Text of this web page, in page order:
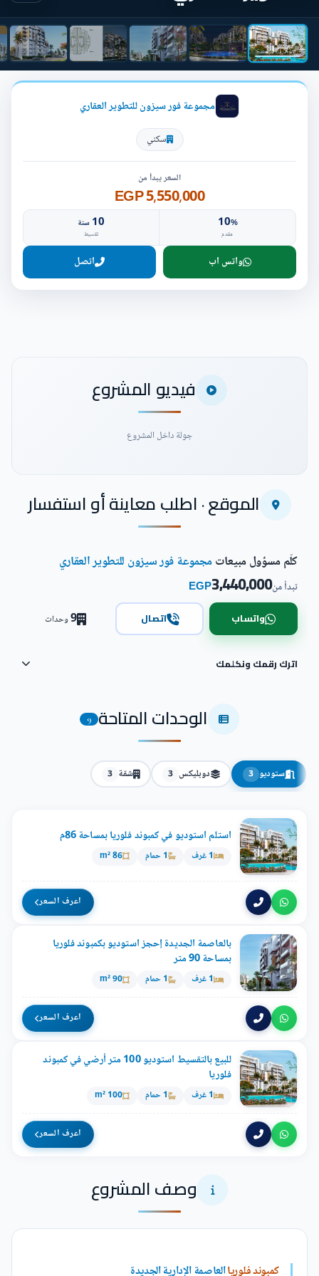
مجموعة فور سيزون للتطوير العقاري
سكني
السعر يبدأ من
5,550,000 EGP
10%
مقدم
10 سنة
تقسيط
واتس اب اتصل
فيديو المشروع
جولة داخل المشروع
شاهد فيديو المشروع
الموقع · اطلب معاينة أو استفسار
كلّم مسؤول مبيعاتمجموعة فور سيزون للتطوير العقاري
تبدأ من3,440,000
EGP
واتساب اتصال 9وحدات
اترك رقمك ونكلمك
الوحدات المتاحة 9
ستوديو 3 دوبليكس 3 شقة 3
استلم استوديو في كمبوند فلوريا بمساحة 86م
1 غرف 1 حمام 86 m²
اعرف السعر
بالعاصمة الجديدة إحجز استوديو بكمبوند فلوريا
بمساحة 90 متر
1 غرف 1 حمام 90 m²
اعرف السعر
للبيع بالتقسيط استوديو 100 متر أرضي في كمبوند
فلوريا
1 غرف 1 حمام 100 m²
اعرف السعر
وصف المشروع
كمبوند فلورياالعاصمة الإدارية الجديدة